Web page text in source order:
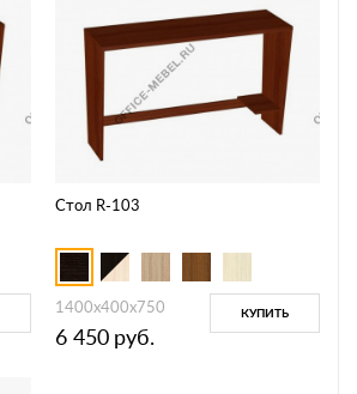
Стол R-103
1400х400х750
6 450 руб.
КУПИТЬ